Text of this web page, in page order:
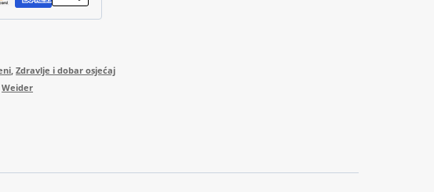
,Zdravlje i dobar osjećaj
,Weider